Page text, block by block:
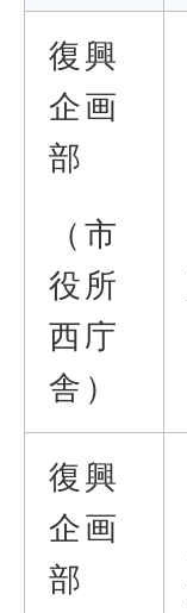
復興
企画
部
（市
役所
西庁
舎）
復興
企画
部